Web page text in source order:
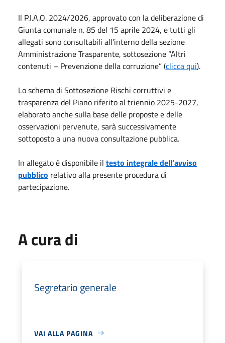
Il P.I.A.O. 2024/2026, approvato con la deliberazione di
Giunta comunale n. 85 del 15 aprile 2024, e tutti gli
allegati sono consultabili all’interno della sezione
Amministrazione Trasparente, sottosezione “Altri
contenuti – Prevenzione della corruzione” (clicca qui).
Lo schema di Sottosezione Rischi corruttivi e
trasparenza del Piano riferito al triennio 2025-2027,
elaborato anche sulla base delle proposte e delle
osservazioni pervenute, sarà successivamente
sottoposto a una nuova consultazione pubblica.
In allegato è disponibile il testo integrale dell’avviso
pubblico relativo alla presente procedura di
partecipazione.
A cura di
Segretario generale
VAI ALLA PAGINA